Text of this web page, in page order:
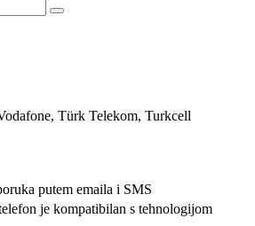
Türk Telekom, Turkcell
putem emaila i SMS
je kompatibilan s tehnologijom